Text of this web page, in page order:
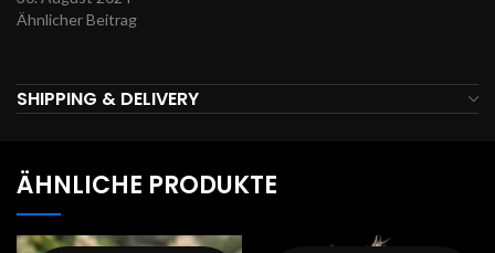
Ähnlicher Beitrag
SHIPPING & DELIVERY
ÄHNLICHE PRODUKTE